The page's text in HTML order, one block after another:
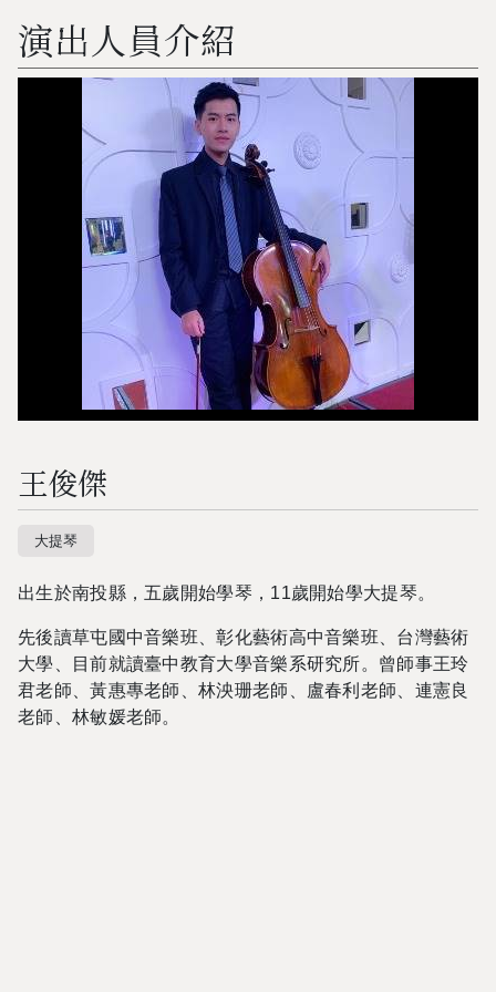
演出人員介紹
王俊傑
大提琴
出生於南投縣，五歲開始學琴，11歲開始學大提琴。
先後讀草屯國中音樂班、彰化藝術高中音樂班、台灣藝術
大學、目前就讀臺中教育大學音樂系研究所。曾師事王玲
君老師、黃惠專老師、林泱珊老師、盧春利老師、連憲良
老師、林敏媛老師。